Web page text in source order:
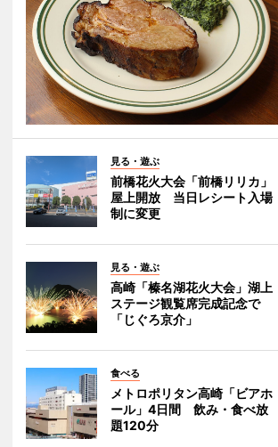
見る・遊ぶ
前橋花火大会「前橋リリカ」
屋上開放 当日レシート入場
制に変更
見る・遊ぶ
高崎「榛名湖花火大会」湖上
ステージ観覧席完成記念で
「じぐろ京介」
食べる
メトロポリタン高崎「ビアホ
ール」4日間 飲み・食べ放
題120分